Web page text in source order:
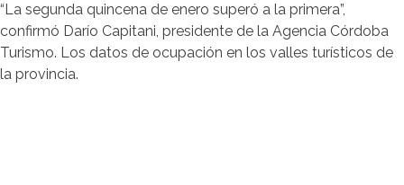
“La segunda quincena de enero superó a la primera”,
confirmó Darío Capitani, presidente de la Agencia Córdoba
Turismo. Los datos de ocupación en los valles turísticos de
la provincia.